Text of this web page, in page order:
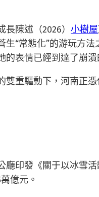
陳述（2026） 小樹屋
“常態化”的游玩方法
的表情已經到達了崩
雙重驅動下，河南正
廳印發《關于以冰雪
億元。